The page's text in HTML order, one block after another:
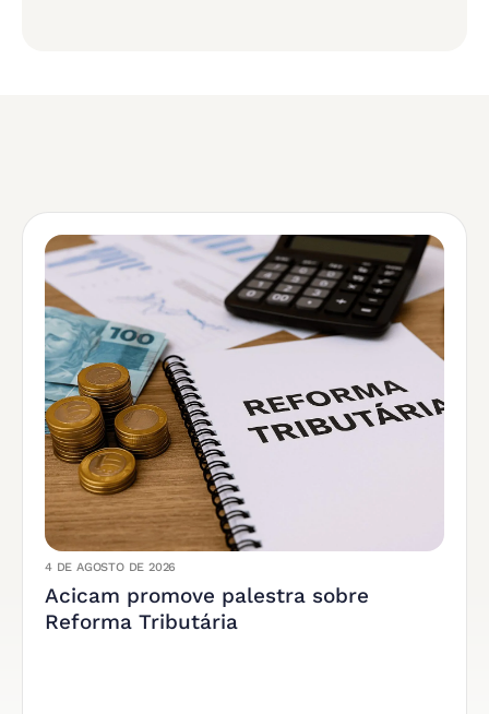
4 DE AGOSTO DE 2026
Acicam promove palestra sobre
Reforma Tributária